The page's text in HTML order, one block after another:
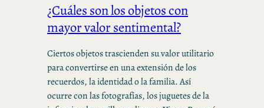
¿Cuáles son los objetos con
mayor valor sentimental?
Ciertos objetos trascienden su valor utilitario
para convertirse en una extensión de los
recuerdos, la identidad o la familia. Así
ocurre con las fotografías, los juguetes de la